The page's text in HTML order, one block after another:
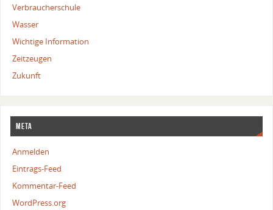
Verbraucherschule
Wasser
Wichtige Information
Zeitzeugen
Zukunft
Meta
Anmelden
Eintrags-Feed
Kommentar-Feed
WordPress.org